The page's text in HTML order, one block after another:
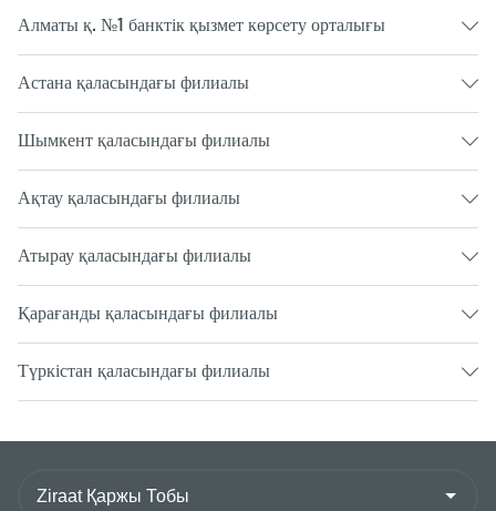
Алматы қ. №1 банктік қызмет көрсету орталығы
Астана қаласындағы филиалы
Шымкент қаласындағы филиалы
Ақтау қаласындағы филиалы
Атырау қаласындағы филиалы
Қарағанды ​​қаласындағы филиалы
Түркістан ​​қаласындағы филиалы